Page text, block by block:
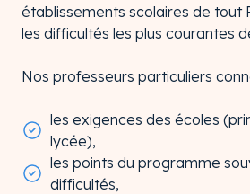
établissements scolaires de tout
les difficultés les plus courantes
Nos professeurs particuliers
les exigences des écoles
lycée),
les points du programme
difficultés,